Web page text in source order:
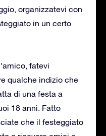
organizzatevi con
in un certo
fatevi
qualche indizio che
di una festa a
18 anni. Fatto
che il festeggiato